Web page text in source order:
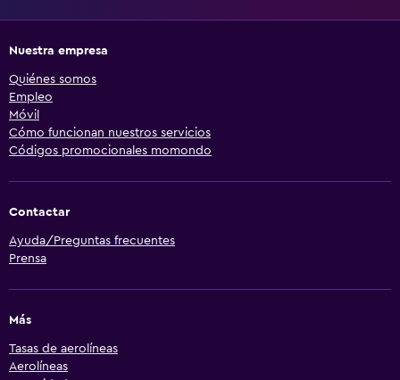
Nuestra empresa
Quiénes somos
Empleo
Móvil
Cómo funcionan nuestros servicios
Códigos promocionales momondo
Contactar
Ayuda/Preguntas frecuentes
Prensa
Más
Tasas de aerolíneas
Aerolíneas